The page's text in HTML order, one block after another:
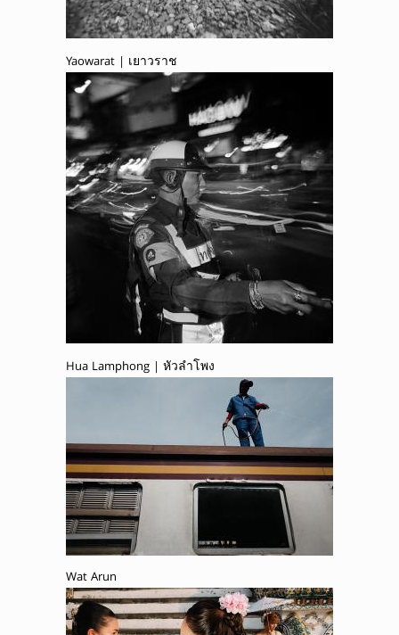
Yaowarat | เยาวราช
Hua Lamphong | หัวลำโพง
Wat Arun